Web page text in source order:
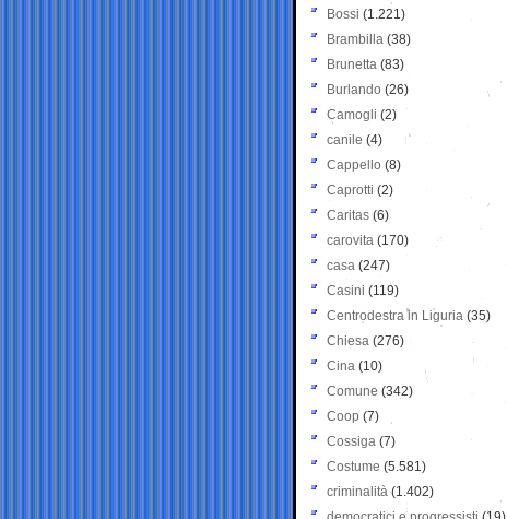
Bossi (1.221)
Brambilla (38)
Brunetta (83)
Burlando (26)
Camogli (2)
canile (4)
Cappello (8)
Caprotti (2)
Caritas (6)
carovita (170)
casa (247)
Casini (119)
Centrodestra in Liguria (35)
Chiesa (276)
Cina (10)
Comune (342)
Coop (7)
Cossiga (7)
Costume (5.581)
criminalità (1.402)